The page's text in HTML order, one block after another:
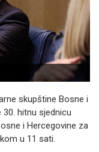
skupštine Bosne i
30. hitnu sjednicu
i Hercegovine za
u 11 sati.